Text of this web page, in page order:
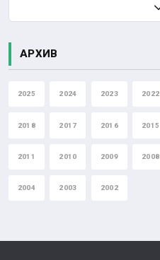
АРХИВ
2025 2024 2023 2022
2018 2017 2016 2015
2011 2010 2009 2008
2004 2003 2002